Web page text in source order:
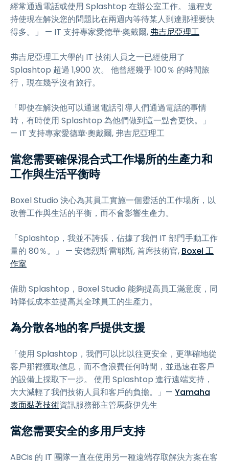
經常通過電話或使用 Splashtop 在辦公室工作。 遠程支
持使現在解決您的問題比在兩週內等待某人到達那裡要快
得多。」 — IT 支持專家愛德華·奧戴爾, 弗吉尼亞理工
弗吉尼亞理工大學的 IT 技術人員之一已經使用了
Splashtop 超過 1,900 次。 他曾經幾乎 100％ 的時間旅
行，現在幾乎沒有旅行。
「即使在解決他可以通過電話引導人們通過電話的事情
時，有時使用 Splashtop 為他們做到這一點會更快。」
— IT 支持專家愛德華·奧戴爾, 弗吉尼亞理工
當您需要確保混合式工作場所的生產力和
工作與生活平衡時
Boxel Studio 決心為其員工實施一個靈活的工作場所，以
改善工作與生活的平衡，而不會影響生產力。
「Splashtop，我並不誇張，佔據了我們 IT 部門手動工作
量的 80％。」 — 安德烈斯·雷耶斯, 首席技術官, Boxel 工
作室
借助 Splashtop，Boxel Studio 能夠提高員工滿意度，同
時降低成本並提高其全球員工的生產力。
為分散各地的客戶提供支援
「使用 Splashtop，我們可以比以往更安全，更準確地從
客戶那裡獲取信息，而不會浪費任何時間，並迅速在客戶
的設備上採取下一步。 使用 Splashtop 進行遠端支持，
大大減輕了我們技術人員和客戶的負擔。」— Yamaha
表面黏著技術資訊服務部主管馬蘇伊先生
當您需要安全的多用戶支持
ABCis 的 IT 團隊一直在使用另一種遠端存取解決方案在客